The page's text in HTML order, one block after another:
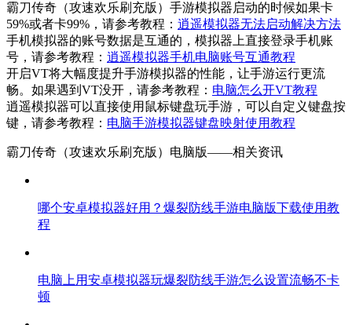
霸刀传奇（攻速欢乐刷充版）手游模拟器启动的时候如果卡
59%或者卡99%，请参考教程： 逍遥模拟器无法启动解决方法
手机模拟器的账号数据是互通的，模拟器上直接登录手机账
号，请参考教程： 逍遥模拟器手机电脑账号互通教程
开启VT将大幅度提升手游模拟器的性能，让手游运行更流
畅。如果遇到VT没开，请参考教程： 电脑怎么开VT教程
逍遥模拟器可以直接使用鼠标键盘玩手游，可以自定义键盘按
键，请参考教程： 电脑手游模拟器键盘映射使用教程
霸刀传奇（攻速欢乐刷充版）电脑版——相关资讯
哪个安卓模拟器好用？爆裂防线手游电脑版下载使用教
程
电脑上用安卓模拟器玩爆裂防线手游怎么设置流畅不卡
顿